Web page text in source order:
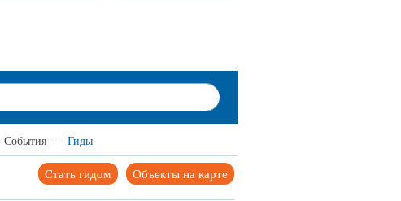
События — Гиды
Объекты на карте
Стать гидом